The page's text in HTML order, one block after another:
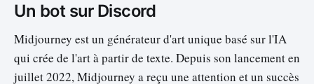
Un bot sur Discord
Midjourney est un générateur d'art unique basé sur l'IA
qui crée de l'art à partir de texte. Depuis son lancement en
juillet 2022, Midjourney a reçu une attention et un succès